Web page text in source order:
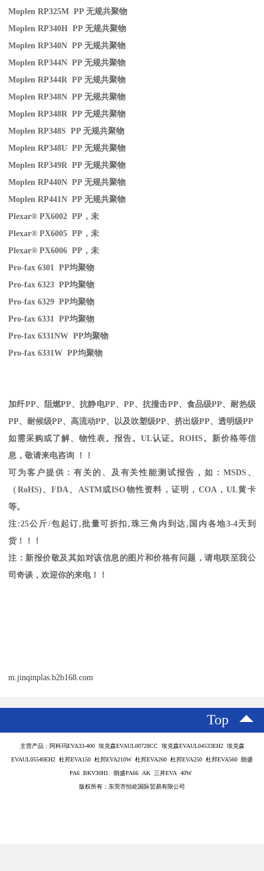
Moplen RP325M PP无规共聚物
Moplen RP340H PP无规共聚物
Moplen RP340N PP无规共聚物
Moplen RP344N PP无规共聚物
Moplen RP344R PP无规共聚物
Moplen RP348N PP无规共聚物
Moplen RP348R PP无规共聚物
Moplen RP348S PP无规共聚物
Moplen RP348U PP无规共聚物
Moplen RP349R PP无规共聚物
Moplen RP440N PP无规共聚物
Moplen RP441N PP无规共聚物
Plexar® PX6002 PP ，未
Plexar® PX6005 PP ，未
Plexar® PX6006 PP ，未
Pro-fax 6301 PP均聚物
Pro-fax 6323 PP均聚物
Pro-fax 6329 PP均聚物
Pro-fax 6331 PP均聚物
Pro-fax 6331NW PP均聚物
Pro-fax 6331W PP均聚物
加纤PP、阻燃PP、抗静电PP、 PP、抗撞击PP、食品级PP、耐热级
PP、耐候级PP、高流动PP、以及吹塑级PP、挤出级PP、透明级PP
如需采购或了解、物性表。报告。 UL认证。 ROHS 。新价格等信
息，敬请来电咨询 ！！
可为客户提供：有关的、及有关性能测试报告，如： MSDS 、
（ RoHS) 、FDA、 ASTM或ISO物性资料，证明， COA，UL黄卡
等。
注 :25公斤/包起订,批量可折扣, 珠三角内到达, 国内各地3-4天到
货！！！
注：新报价敬及其如对该信息的图片和价格有问题，请电联至我公
司奇谈，欢迎你的来电！！
m.jinqinplas.b2b168.com
Top
主营产品：阿科玛EVA33-400 埃克森EVAUL00728CC 埃克森EVAUL04533EH2 埃克森
EVAUL05540EH2 杜邦EVA150 杜邦EVA210W 杜邦EVA260 杜邦EVA250 杜邦EVA560 朗盛
PA6 BKV30H1. 朗盛PA66 AK 三井EVA 40W
版权所有：东莞市恒屹国际贸易有限公司